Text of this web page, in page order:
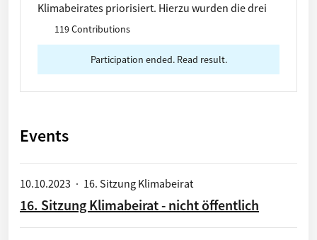
Klimabeirates priorisiert. Hierzu wurden die drei
Bewertungskriterien Ausstrahlung, Klimarelevanz
und Umsetzbarkeit herangezogen Die Vorschläge
5, 7, 8 und 15 wurden nicht empfohlen und
deshalb aus dem Maßnahmenkatalog gelöscht.
Alle Bürgerinnen und Bürger sollen hier die
zu priorisieren.
119 Contributions
Participation ended. Read result.
Events
10.10.2023 · 16. Sitzung Klimabeirat
16. Sitzung Klimabeirat - nicht öffentlich